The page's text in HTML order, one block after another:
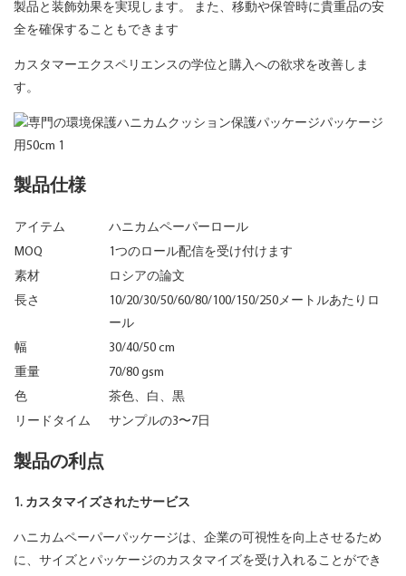
製品と装飾効果を実現します。 また、移動や保管時に貴重品の安
全を確保することもできます
カスタマーエクスペリエンスの学位と購入への欲求を改善しま
す。
製品仕様
アイテム
ハニカムペーパーロール
MOQ
1つのロール配信を受け付けます
素材
ロシアの論文
長さ
10/20/30/50/60/80/100/150/250メートルあたりロ
ール
幅
30/40/50 cm
重量
70/80 gsm
色
茶色、白、黒
リードタイム
サンプルの3〜7日
製品の利点
1. カスタマイズされたサービス
ハニカムペーパーパッケージは、企業の可視性を向上させるため
に、サイズとパッケージのカスタマイズを受け入れることができ